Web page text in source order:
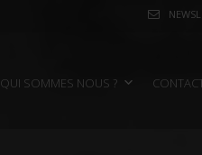
QUI SOMMES NOUS ?